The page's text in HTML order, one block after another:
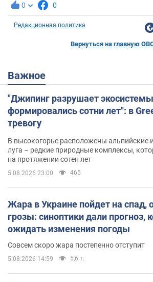
0 0
Редакционная политика
Вернуться на главную
Важное
"Джипинг разрушает
формировались сотни лет": в
тревогу
В высокогорье расположены альпийские
луга – редкие природные комплексы,
на протяжении сотен лет
5.08.2026 23:00 465
Жара в Украине пойдет на спад,
грозы: синоптики дали прогноз,
ожидать изменения погоды
Совсем скоро жара постепенно отступит
5.08.2026 14:59 5,6 т.